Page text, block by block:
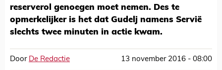
reserverol genoegen moet nemen. Des te
opmerkelijker is het dat Gudelj namens Servië
slechts twee minuten in actie kwam.
Door De Redactie 13 november 2016 - 08:00